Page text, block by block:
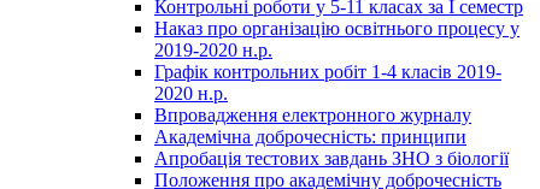
Контрольні роботи у 5-11 класах за І семестр
Наказ про організацію освітнього процесу у
2019-2020 н.р.
Графік контрольних робіт 1-4 класів 2019-
2020 н.р.
Впровадження електронного журналу
Академічна доброчесність: принципи
Апробація тестових завдань ЗНО з біології
Положення про академічну доброчесність